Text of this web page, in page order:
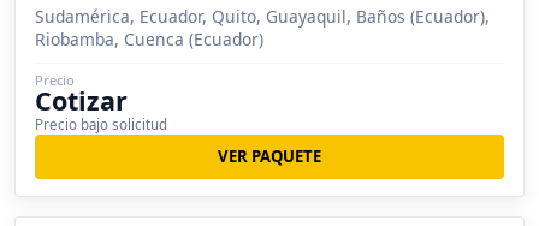
Sudamérica, Ecuador, Quito, Guayaquil, Baños (Ecuador),
Riobamba, Cuenca (Ecuador)
Precio
Cotizar
Precio bajo solicitud
VER PAQUETE